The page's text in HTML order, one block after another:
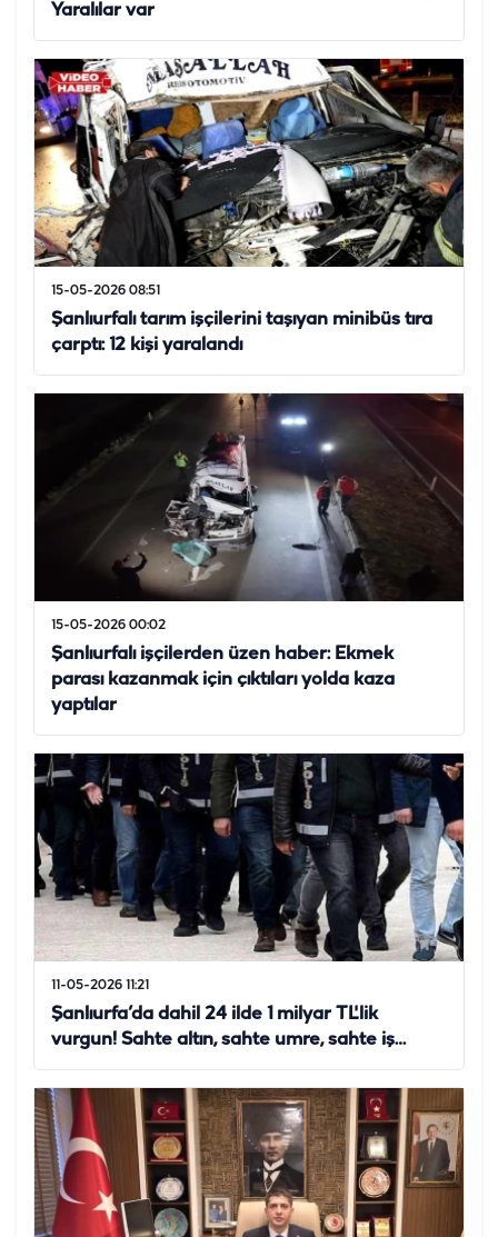
Yaralılar var
15-05-2026 08:51
Şanlıurfalı tarım işçilerini taşıyan minibüs tıra
çarptı: 12 kişi yaralandı
15-05-2026 00:02
Şanlıurfalı işçilerden üzen haber: Ekmek
parası kazanmak için çıktıları yolda kaza
yaptılar
11-05-2026 11:21
Şanlıurfa’da dahil 24 ilde 1 milyar TL'lik
vurgun! Sahte altın, sahte umre, sahte iş…